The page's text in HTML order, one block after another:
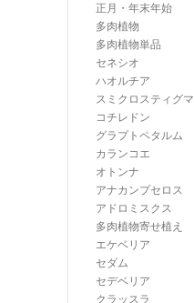
正月・年末年始
多肉植物
多肉植物単品
セネシオ
ハオルチア
スミクロスティグマ
コチレドン
グラプトペタルム
カランコエ
オトンナ
アナカンプセロス
アドロミスクス
多肉植物寄せ植え
エケベリア
セダム
セデベリア
クラッスラ